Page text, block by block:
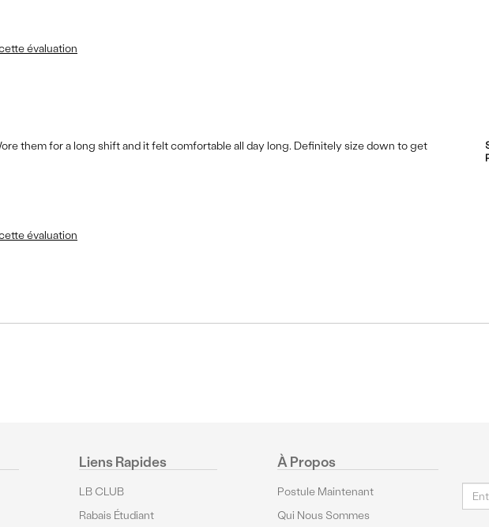
évaluation
them for a long shift and it felt comfortable all day long. Definitely size down to get
évaluation
Liens Rapides
LB CLUB
Rabais Étudiant
À Propos
Postule Maintenant
Qui Nous Sommes